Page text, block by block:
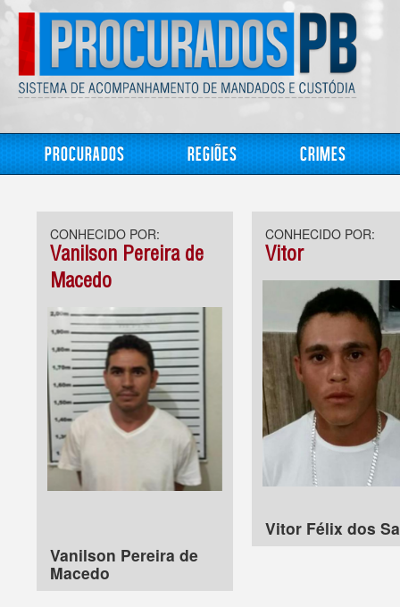
Procurados Regiões Crimes
CONHECIDO POR:
Vanilson Pereira de
Macedo
Vanilson Pereira de
Macedo
CONHECIDO POR:
Vitor
Vitor Félix dos